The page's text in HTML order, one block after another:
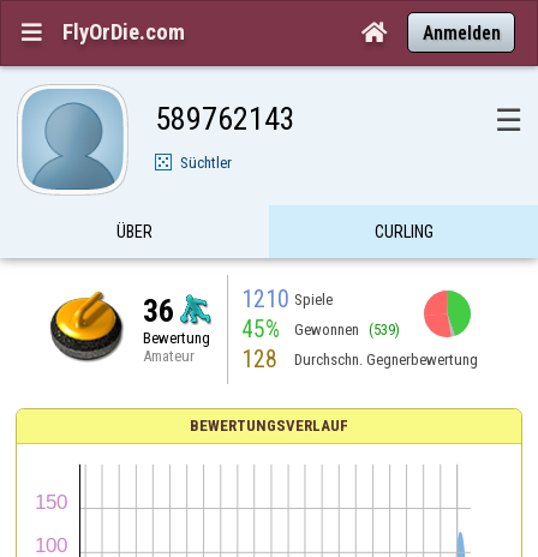
 FlyOrDie.com  Anmelden
589762143 ☰
Süchtler
ÜBER CURLING
36
Bewertung
Amateur
1210 Spiele
45% Gewonnen (539)
128 Durchschn. Gegnerbewertung
BEWERTUNGSVERLAUF